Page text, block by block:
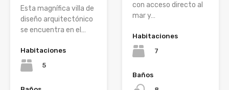
Esta magnífica villa de
diseño arquitectónico
se encuentra en el…
Habitaciones
5
con acceso directo al
mar y…
Habitaciones
7
Baños